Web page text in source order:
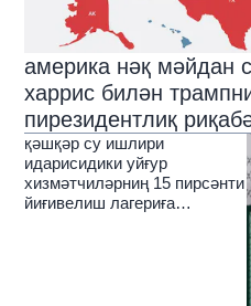
америка нәқ мәйдан
харрис билән
пирезидентлиқ
қәшқәр су ишлири
идарисидики уйғур
хизмәтчиләрниң 15 пирсәнти
йиғивелиш лагериға